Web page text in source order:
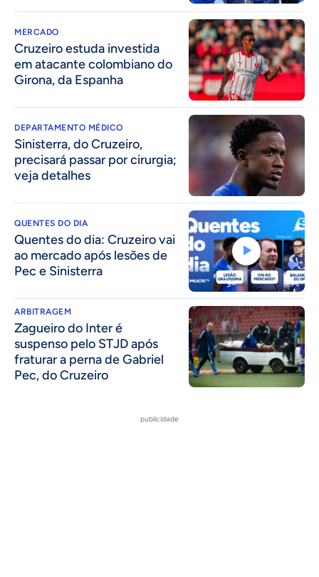
MERCADO
Cruzeiro estuda investida
em atacante colombiano do
Girona, da Espanha
DEPARTAMENTO MÉDICO
Sinisterra, do Cruzeiro,
precisará passar por cirurgia;
veja detalhes
QUENTES DO DIA
Quentes do dia: Cruzeiro vai
ao mercado após lesões de
Pec e Sinisterra
ARBITRAGEM
Zagueiro do Inter é
suspenso pelo STJD após
fraturar a perna de Gabriel
Pec, do Cruzeiro
publicidade